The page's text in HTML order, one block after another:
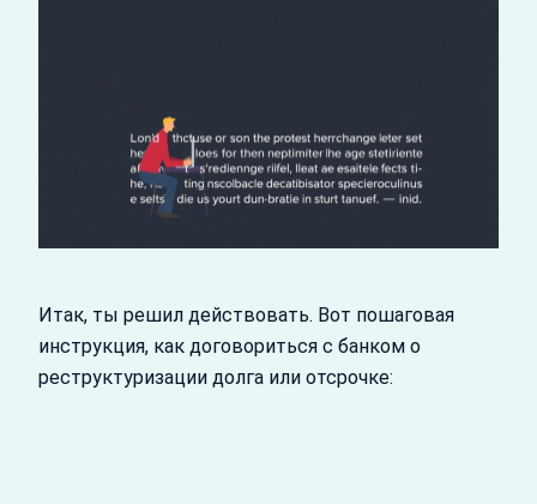
Итак, ты решил действовать. Вот пошаговая
инструкция, как договориться с банком о
реструктуризации долга или отсрочке: